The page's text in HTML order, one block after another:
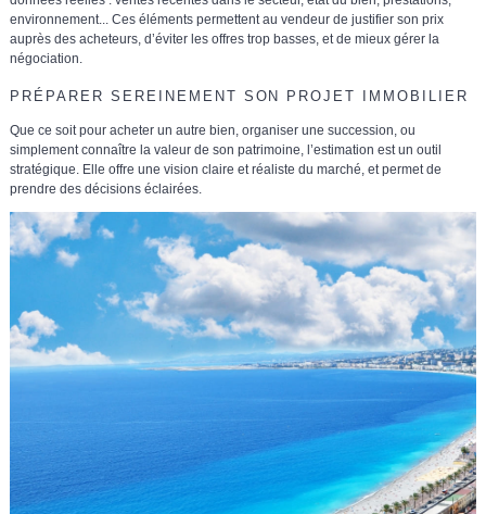
environnement... Ces éléments permettent au vendeur de justifier son prix
auprès des acheteurs, d’éviter les offres trop basses, et de mieux gérer la
négociation.
PRÉPARER SEREINEMENT SON PROJET IMMOBILIER
Que ce soit pour acheter un autre bien, organiser une succession, ou
simplement connaître la valeur de son patrimoine, l’estimation est un outil
stratégique . Elle offre une vision claire et réaliste du marché, et permet de
prendre des décisions éclairées.